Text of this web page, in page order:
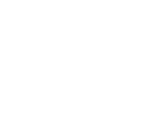
@change="handleBasicChange" />